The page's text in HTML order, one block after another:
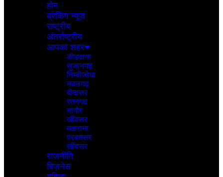
होम
ब्रेकिंग न्यूज़
राष्ट्रीय
अंतर्राष्ट्रीय
आपका शहर
डीडवाना
सुजानगढ़
निम्बीजोधा
नवलगढ़
बीदासर
रतनगढ
नागौर
खींवसर
मकराना
परबतसर
खींवसर
राजनीति
बिज़नेस